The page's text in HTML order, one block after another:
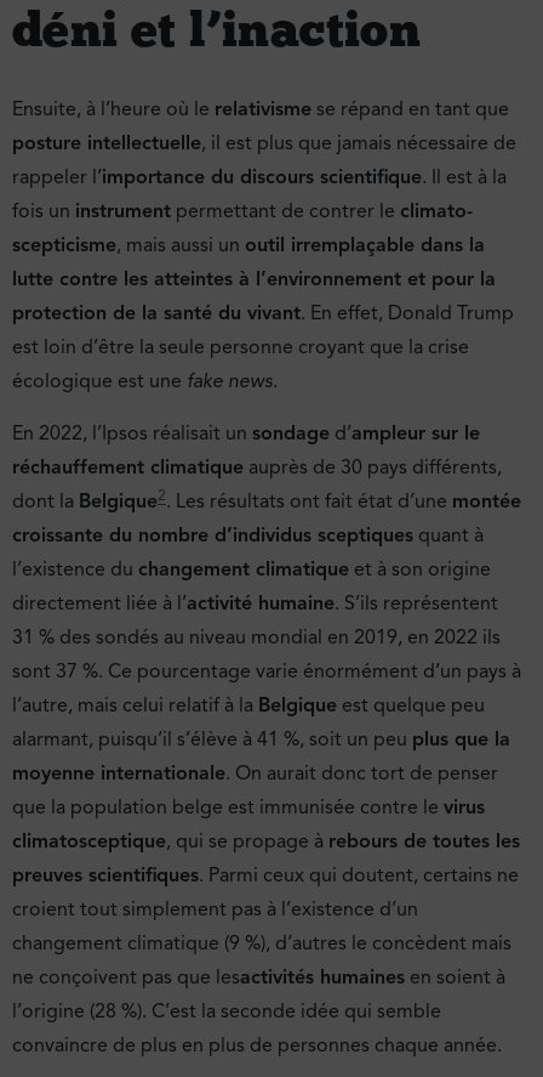
déni et l’inaction
Ensuite, à l’heure où le relativisme se répand en tant que
posture intellectuelle, il est plus que jamais nécessaire de
rappeler l’importance du discours scientifique. Il est à la
fois un instrument permettant de contrer le climato-
scepticisme, mais aussi un outil irremplaçable dans la
lutte contre les atteintes à l’environnement et pour la
protection de la santé du vivant. En effet, Donald Trump
est loin d’être la seule personne croyant que la crise
écologique est une fake news.
En 2022, l’Ipsos réalisait un sondage d’ampleur sur le
réchauffement climatique auprès de 30 pays différents,
dont la Belgique2. Les résultats ont fait état d’une montée
croissante du nombre d’individus sceptiques quant à
l’existence du changement climatique et à son origine
directement liée à l’activité humaine. S’ils représentent
31 % des sondés au niveau mondial en 2019, en 2022 ils
sont 37 %. Ce pourcentage varie énormément d’un pays à
l’autre, mais celui relatif à la Belgique est quelque peu
alarmant, puisqu’il s’élève à 41 %, soit un peu plus que la
moyenne internationale. On aurait donc tort de penser
que la population belge est immunisée contre le virus
climatosceptique, qui se propage à rebours de toutes les
preuves scientifiques. Parmi ceux qui doutent, certains ne
croient tout simplement pas à l’existence d’un
changement climatique (9 %), d’autres le concèdent mais
ne conçoivent pas que lesactivités humaines en soient à
l’origine (28 %). C’est la seconde idée qui semble
convaincre de plus en plus de personnes chaque année.